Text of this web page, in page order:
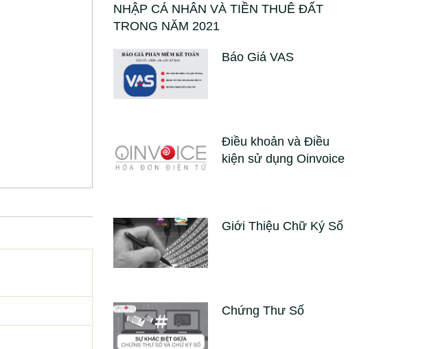
NHẬP CÁ NHÂN VÀ TIỀN THUÊ ĐẤT
TRONG NĂM 2021
Báo Giá VAS
Điều khoản và Điều
kiện sử dụng Oinvoice
Giới Thiệu Chữ Ký Số
Chứng Thư Số